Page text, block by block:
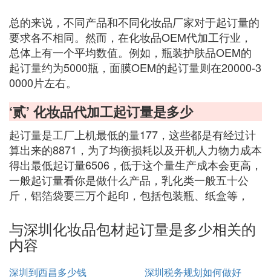
总的来说，不同产品和不同化妆品厂家对于起订量的
要求各不相同。然而，在化妆品OEM代加工行业，
总体上有一个平均数值。例如，瓶装护肤品OEM的
起订量约为5000瓶，面膜OEM的起订量则在20000-3
0000片左右。
‘贰’ 化妆品代加工起订量是多少
起订量是工厂上机最低的量177，这些都是有经过计
算出来的8871，为了均衡损耗以及开机人力物力成本
得出最低起订量6506，低于这个量生产成本会更高，
一般起订量看你是做什么产品，乳化类一般五十公
斤，铝箔袋要三万个起印，包括包装瓶、纸盒等，
与深圳化妆品包材起订量是多少相关的
内容
深圳到西昌多少钱 深圳税务规划如何做好